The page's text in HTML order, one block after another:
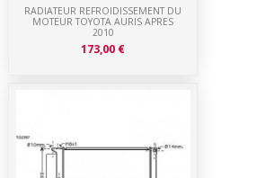
RADIATEUR REFROIDISSEMENT DU
MOTEUR TOYOTA AURIS APRES
2010
173,00 €